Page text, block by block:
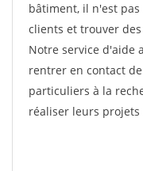
bâtiment, il n'est
clients et trouver
Notre service d'aide
rentrer en contact
particuliers à la
réaliser leurs projets